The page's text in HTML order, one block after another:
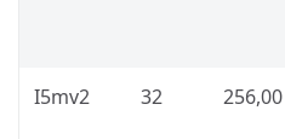
I5mv2 32